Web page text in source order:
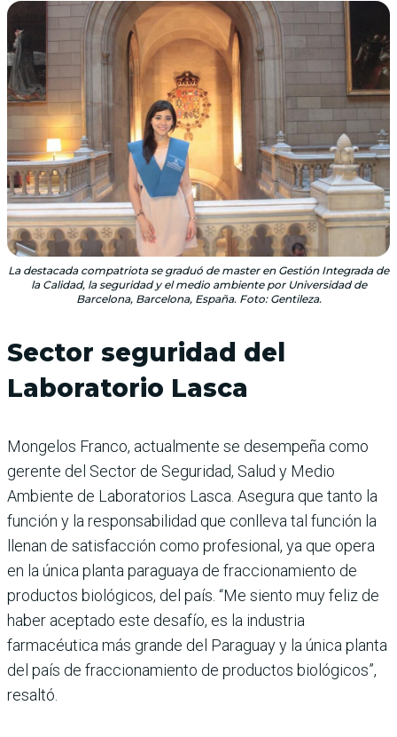
La destacada compatriota se graduó de master en Gestión Integrada de
la Calidad, la seguridad y el medio ambiente por Universidad de
Barcelona, Barcelona, España. Foto: Gentileza.
Sector seguridad del
Laboratorio Lasca
Mongelos Franco, actualmente se desempeña como
gerente del Sector de Seguridad, Salud y Medio
Ambiente de Laboratorios Lasca. Asegura que tanto la
función y la responsabilidad que conlleva tal función la
llenan de satisfacción como profesional, ya que opera
en la única planta paraguaya de fraccionamiento de
productos biológicos, del país. “Me siento muy feliz de
haber aceptado este desafío, es la industria
farmacéutica más grande del Paraguay y la única planta
del país de fraccionamiento de productos biológicos”,
resaltó.